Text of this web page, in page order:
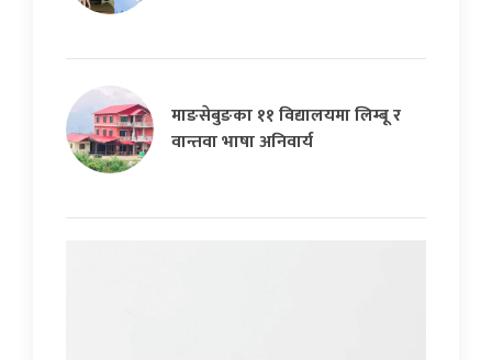
माङसेबुङका ११ विद्यालयमा लिम्बू र
वान्तवा भाषा अनिवार्य